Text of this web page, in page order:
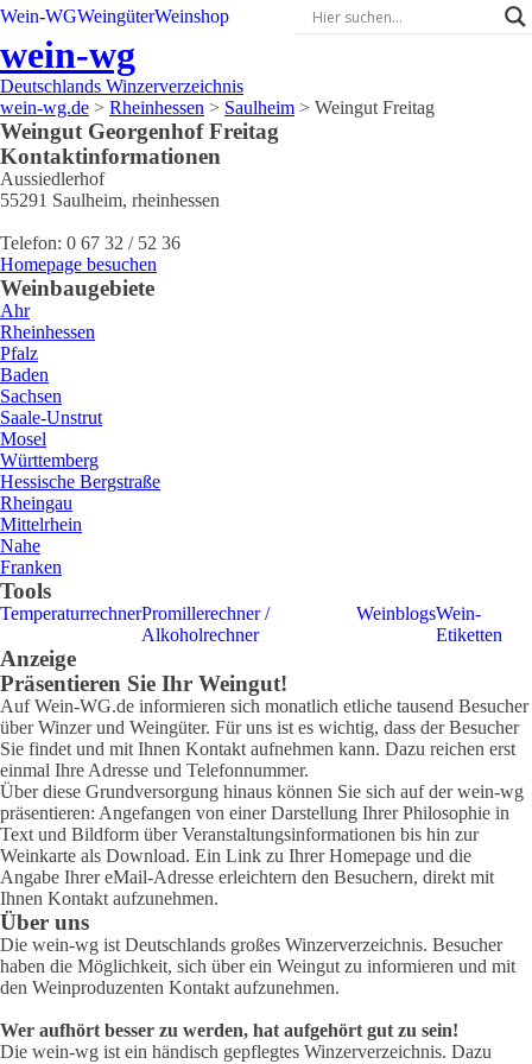
Wein-WGWeingüterWeinshop
wein-wg
Deutschlands Winzerverzeichnis
wein-wg.de > Rheinhessen > Saulheim > Weingut Freitag
Weingut Georgenhof Freitag
Kontaktinformationen
Aussiedlerhof
55291 Saulheim, rheinhessen
Telefon: 0 67 32 / 52 36
Homepage besuchen
Weinbaugebiete
Ahr
Rheinhessen
Pfalz
Baden
Sachsen
Saale-Unstrut
Mosel
Württemberg
Hessische Bergstraße
Rheingau
Mittelrhein
Nahe
Franken
Tools
TemperaturrechnerPromillerechner /
Alkoholrechner
WeinblogsWein-
Etiketten
Anzeige
Präsentieren Sie Ihr Weingut!
Auf Wein-WG.de informieren sich monatlich etliche tausend Besucher
über Winzer und Weingüter. Für uns ist es wichtig, dass der Besucher
Sie findet und mit Ihnen Kontakt aufnehmen kann. Dazu reichen erst
einmal Ihre Adresse und Telefonnummer.
Über diese Grundversorgung hinaus können Sie sich auf der wein-wg
präsentieren: Angefangen von einer Darstellung Ihrer Philosophie in
Text und Bildform über Veranstaltungsinformationen bis hin zur
Weinkarte als Download. Ein Link zu Ihrer Homepage und die
Angabe Ihrer eMail-Adresse erleichtern den Besuchern, direkt mit
Ihnen Kontakt aufzunehmen.
Über uns
Die wein-wg ist Deutschlands großes Winzerverzeichnis. Besucher
haben die Möglichkeit, sich über ein Weingut zu informieren und mit
den Weinproduzenten Kontakt aufzunehmen.
Wer aufhört besser zu werden, hat aufgehört gut zu sein!
Die wein-wg ist ein händisch gepflegtes Winzerverzeichnis. Dazu